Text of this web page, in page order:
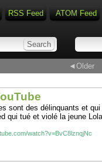
RSS Feed ATOM Feed
◄Older
sont des délinquants et
qui tué et violé la jeune
watch?v=BvC8lznqjNc